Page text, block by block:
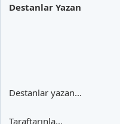
Destanlar Yazan
Destanlar yazan...
Taraftarınla...